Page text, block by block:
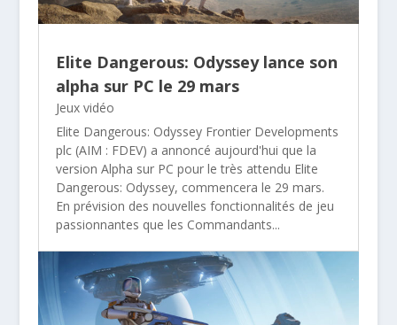
Elite Dangerous: Odyssey lance son
alpha sur PC le 29 mars
Jeux vidéo
Elite Dangerous: Odyssey Frontier Developments
plc (AIM : FDEV) a annoncé aujourd'hui que la
version Alpha sur PC pour le très attendu Elite
Dangerous: Odyssey, commencera le 29 mars.
En prévision des nouvelles fonctionnalités de jeu
passionnantes que les Commandants...